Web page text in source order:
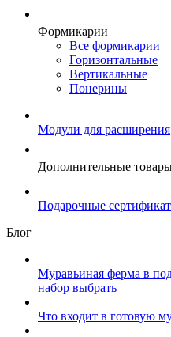
Формикарии
Все формикарии
Горизонтальные
Вертикальные
Понерины
Модули для расширения
Дополнительные
Подарочные
Блог
Муравьиная ферма в
набор выбрать
Что входит в готовую